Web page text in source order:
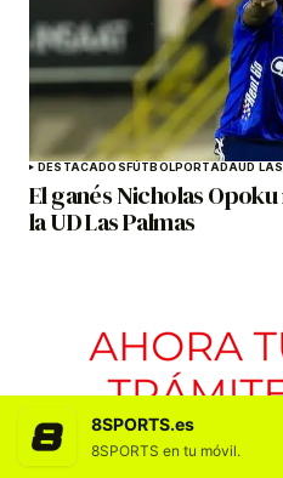
DESTACADOS FÚTBOLPORTADAUD
El ganés Nicholas
la UD Las Palmas
8SPORTS.es
8SPORTS en tu móvil.